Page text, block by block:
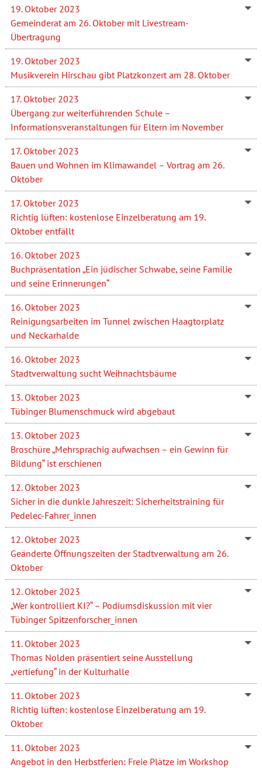
19. Oktober 2023
Gemeinderat am 26. Oktober mit Livestream-
Übertragung
19. Oktober 2023
Musikverein Hirschau gibt Platzkonzert am 28. Oktober
17. Oktober 2023
Übergang zur weiterführenden Schule –
Informationsveranstaltungen für Eltern im November
17. Oktober 2023
Bauen und Wohnen im Klimawandel – Vortrag am 26.
Oktober
17. Oktober 2023
Richtig lüften: kostenlose Einzelberatung am 19.
Oktober entfällt
16. Oktober 2023
Buchpräsentation „Ein jüdischer Schwabe, seine Familie
und seine Erinnerungen“
16. Oktober 2023
Reinigungsarbeiten im Tunnel zwischen Haagtorplatz
und Neckarhalde
16. Oktober 2023
Stadtverwaltung sucht Weihnachtsbäume
13. Oktober 2023
Tübinger Blumenschmuck wird abgebaut
13. Oktober 2023
Broschüre „Mehrsprachig aufwachsen – ein Gewinn für
Bildung“ ist erschienen
12. Oktober 2023
Sicher in die dunkle Jahreszeit: Sicherheitstraining für
Pedelec-Fahrer_innen
12. Oktober 2023
Geänderte Öffnungszeiten der Stadtverwaltung am 26.
Oktober
12. Oktober 2023
„Wer kontrolliert KI?“ – Podiumsdiskussion mit vier
Tübinger Spitzenforscher_innen
11. Oktober 2023
Thomas Nolden präsentiert seine Ausstellung
„vertiefung“ in der Kulturhalle
11. Oktober 2023
Richtig lüften: kostenlose Einzelberatung am 19.
Oktober
11. Oktober 2023
Angebot in den Herbstferien: Freie Plätze im Workshop